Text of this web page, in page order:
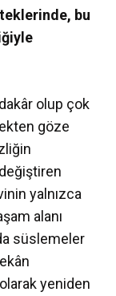
bu
olup çok
göze
yalnızca
alanı
süslemeler
yeniden